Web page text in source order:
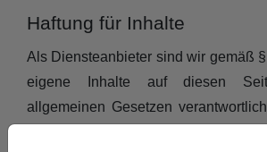
Haftung für Inhalte
Als Diensteanbieter sind wir gemäß
eigene Inhalte auf diesen
allgemeinen Gesetzen
10 TMG sind wir als